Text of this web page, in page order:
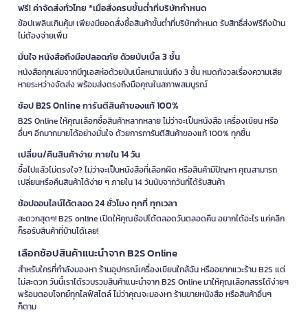
ฟรี! ค่าจัดส่งทั่วไทย *เมื่อสั่งครบขั้นต่ำที่บริษัทกำหนด
ช้อปเพลินเกินคุ้ม! เพียงมียอดสั่งซื้อสินค้าขั้นต่ำที่บริษัทกำหนด รับสิทธิ์ส่งฟรีถึงบ้าน
ไม่ต้องจ่ายเพิ่ม
มั่นใจ หนังสือถึงมือปลอดภัย ด้วยบับเบิ้ล 3 ชั้น
หนังสือทุกเล่มจากบีทูเอสห่อด้วยบับเบิ้ลหนาแน่นถึง 3 ชั้น หมดกังวลเรื่องความเสีย
หายระหว่างจัดส่ง พร้อมส่งตรงถึงมือคุณในสภาพสมบูรณ์
ช้อป B2S Online การันตีสินค้าของแท้ 100%
B2S Online ให้คุณเลือกซื้อสินค้าหลากหลาย ไม่ว่าจะเป็นหนังสือ เครื่องเขียน หรือ
อื่นๆ อีกมากมายได้อย่างมั่นใจ ด้วยการการันตีสินค้าของแท้ 100% ทุกชิ้น
เปลี่ยน/คืนสินค้าง่าย ภายใน 14 วัน
ซื้อไปแล้วไม่ตรงใจ? ไม่ว่าจะเป็นหนังสือที่เลือกผิด หรือสินค้ามีปัญหา คุณสามารถ
เปลี่ยนหรือคืนสินค้าได้ง่าย ๆ ภายใน 14 วันนับจากวันที่ได้รับสินค้า
ช้อปออนไลน์ได้ตลอด 24 ชั่วโมง ทุกที่ ทุกเวลา
สะดวกสุดๆ! B2S online เปิดให้คุณช้อปได้ตลอดวันตลอดคืน อยากได้อะไร แค่คลิก
ก็รอรับสินค้าที่บ้านได้เลย!
เลือกช้อปสินค้าแนะนำจาก B2S Online
สำหรับใครที่กำลังมองหา ร้านอุปกรณ์เครื่องเขียนใกล้ฉัน หรืออยากแวะร้าน B2S แต่
ไม่สะดวก วันนี้เราได้รวบรวมสินค้าแนะนำจาก B2S Online มาให้คุณเลือกสรรได้ง่ายๆ
พร้อมตอบโจทย์ทุกไลฟ์สไตล์ ไม่ว่าคุณจะมองหา ร้านขายหนังสือ หรือสินค้าอื่นๆ
ก็ตาม